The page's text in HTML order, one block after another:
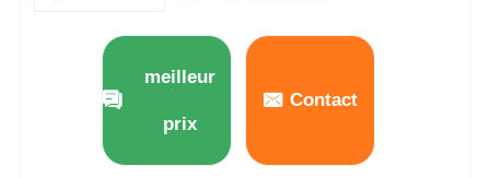
Les affaires
Machines à emballer en rotation
meilleur
prix
Contact